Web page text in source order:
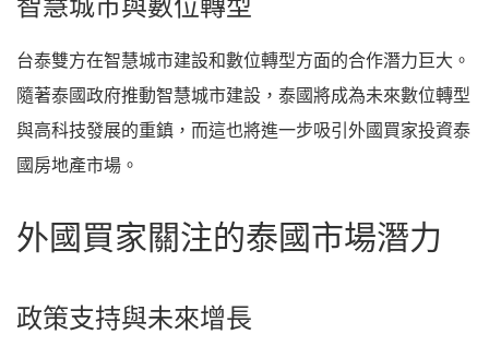
智慧城市與數位轉型
台泰雙方在智慧城市建設和數位轉型方面的合作潛力巨大。
隨著泰國政府推動智慧城市建設，泰國將成為未來數位轉型
與高科技發展的重鎮，而這也將進一步吸引外國買家投資泰
國房地產市場。
外國買家關注的泰國市場潛力
政策支持與未來增長